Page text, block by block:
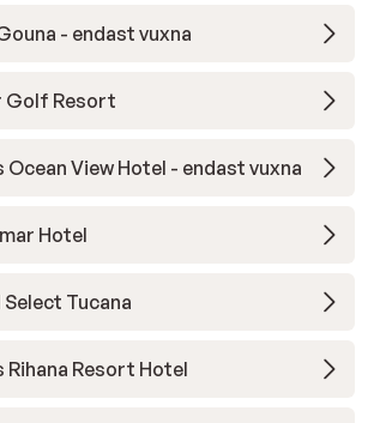
- endast vuxna
Golf Resort
View Hotel - endast vuxna
Hotel
Tucana
Resort Hotel